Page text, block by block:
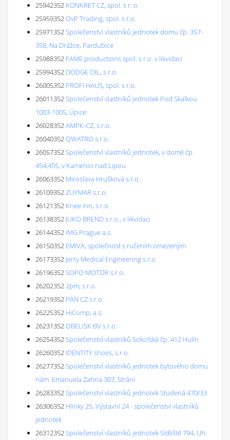
25942352 KONKRET CZ, spol. s r. o.
25959352OvP Trading, spol. s r.o.
25971352Společenství vlastníků jednotek domu čp. 357-
358, Na Drážce, Pardubice
25988352 FAME productions spol. s r.o. v likvidaci
25994352 DODGE OIL, s.r.o.
26005352 PROFI HAUS, spol. s r.o.
26011352Společenství vlastníků jednotek Pod Skalkou
1003-1005, Úpice
26028352AMPK-CZ, s.r.o.
26040352QWATRO s.r.o.
26057352Společenství vlastníků jednotek, v domě čp.
454,455, v Kamenici nad Lipou
26063352 Miroslava Hrušková s.r.o.
26109352ZUYMAR s.r.o.
26121352 Knee Inn, s.r.o.
26138352 JUKO BREND s.r.o., v likvidaci
26144352 IMG Prague a.s.
26150352 EMIVA, společnost s ručením omezeným
26173352 Jerry Medical Engineering s.r.o.
26196352SOPO MOTOR s.r.o.
262023522pm, s.r.o.
26219352 PAN CZ s.r.o.
26225352 HiComp, a.s.
26231352OBELISK BV s.r.o.
26254352Společenství vlastníků Sokolská čp. 412 Hulín
26260352 IDENTITY shoes, s.r.o.
26277352Společenství vlastníků jednotek bytového domu
nám. Emanuela Zahna 307, Strání
26283352Společenství vlastníků jednotek Studená 470/33
26306352 Hlinky 25, Výstavní 24 - společenství vlastníků
jednotek
26312352Společenství vlastníků jednotek Sídliště 794, Uh.